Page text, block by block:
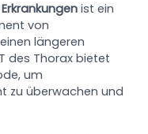
ist ein
von
längeren
des Thorax bietet
um
zu überwachen und